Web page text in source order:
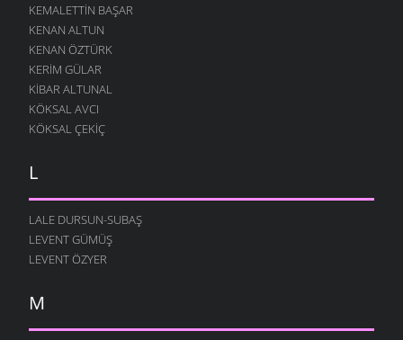
KEMALETTIN BAŞAR
KENAN ALTUN
KENAN ÖZTÜRK
KERIM GÜLAR
KIBAR ALTUNAL
KÖKSAL AVCI
KÖKSAL ÇEKIÇ
L
LALE DURSUN-SUBAŞ
LEVENT GÜMÜŞ
LEVENT ÖZYER
M